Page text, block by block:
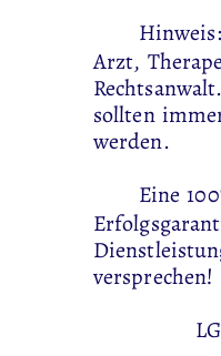
Arzt,
sollten
werden.
Eine
versprechen!